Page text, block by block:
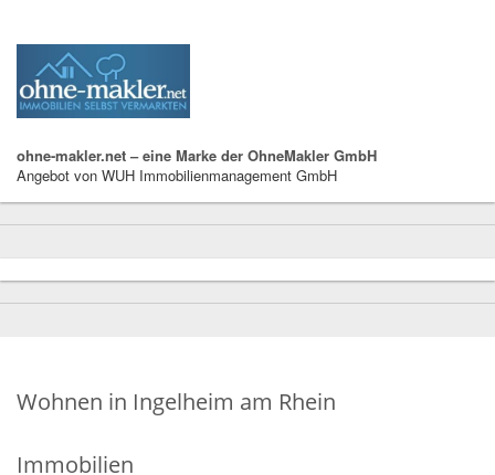
ohne-makler.net – eine Marke der OhneMakler GmbH
Angebot von WUH Immobilienmanagement GmbH
Wohnen in Ingelheim am Rhein
Immobilien